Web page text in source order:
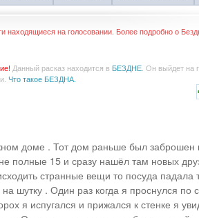
находящиеся на голосовании. Более подробно о
Данный расказ находится в БЕЗДНЕ. Он выйдет на
Что такое БЕЗДНА.
доме . Тот дом раньше был заброшен
полные 15 и сразу нашёл там новых
странные вещи то посуда
шутку . Один раз когда я проснулся по
я испугался и прижался к стенке я